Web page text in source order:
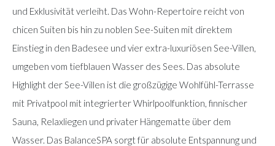
und Exklusivität verleiht. Das Wohn-Repertoire reicht von
chicen Suiten bis hin zu noblen See-Suiten mit direktem
Einstieg in den Badesee und vier extra-luxuriösen See-Villen,
umgeben vom tiefblauen Wasser des Sees. Das absolute
Highlight der See-Villen ist die großzügige Wohlfühl-Terrasse
mit Privatpool mit integrierter Whirlpoolfunktion, finnischer
Sauna, Relaxliegen und privater Hängematte über dem
Wasser. Das BalanceSPA sorgt für absolute Entspannung und